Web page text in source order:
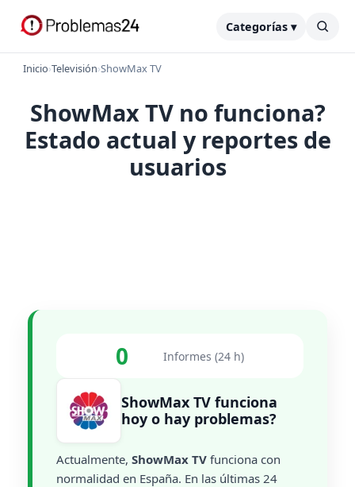
Categorías ▾
Inicio›Televisión›ShowMax TV
ShowMax TV no funciona?
Estado actual y reportes de
usuarios
0 Informes (24 h)
ShowMax TV funciona
hoy o hay problemas?
Actualmente, ShowMax TV funciona con
normalidad en España. En las últimas 24